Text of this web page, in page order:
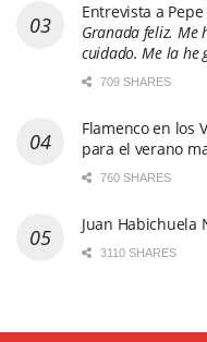
Entrevista a
Granada feliz. Me
cuidado. Me la he
709 SHARES
Flamenco en los
para el verano
760 SHARES
Juan Habichuela
3110 SHARES